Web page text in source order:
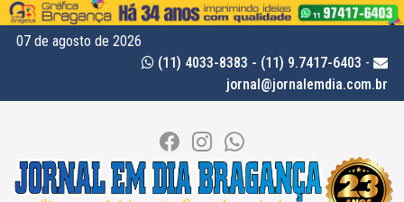
07 de agosto de 2026
(11) 4033-8383 - (11) 9.7417-6403 -
jornal@jornalemdia.com.br